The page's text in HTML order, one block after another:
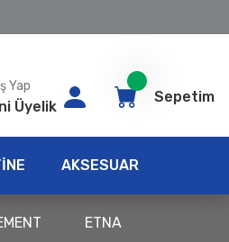
Yap
Üyelik
Sepetim
AKSESUAR
ETNA